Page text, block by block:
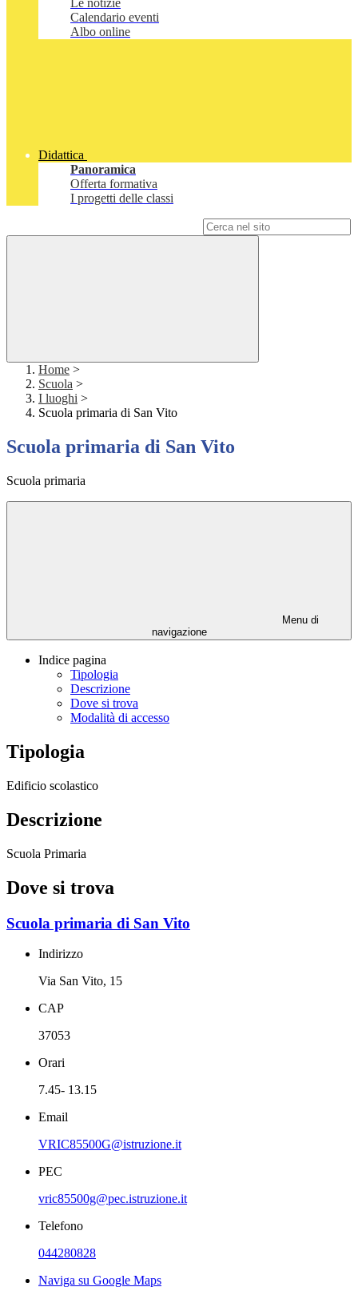
Le notizie
Calendario eventi
Albo online
Didattica
Panoramica
Offerta formativa
I progetti delle classi
Home >
Scuola >
I luoghi >
Scuola primaria di San Vito
Scuola primaria di San Vito
Scuola primaria
Menu di
navigazione
Indice pagina
Tipologia
Descrizione
Dove si trova
Modalità di accesso
Tipologia
Edificio scolastico
Descrizione
Scuola Primaria
Dove si trova
Scuola primaria di San Vito
Indirizzo
Via San Vito, 15
CAP
37053
Orari
7.45- 13.15
Email
VRIC85500G@istruzione.it
PEC
vric85500g@pec.istruzione.it
Telefono
044280828
Naviga su Google Maps